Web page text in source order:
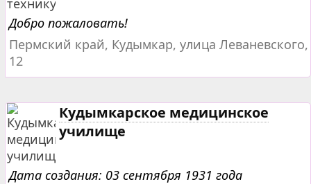
Добро пожаловать!
Пермский край, Кудымкар, улица Леваневского,
12
Кудымкарское медицинское
училище
Дата создания: 03 сентября 1931 года